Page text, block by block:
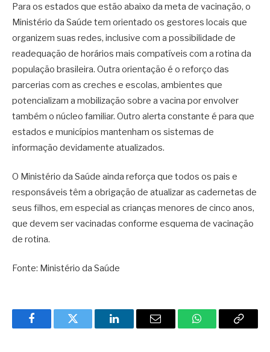
Para os estados que estão abaixo da meta de vacinação, o
Ministério da Saúde tem orientado os gestores locais que
organizem suas redes, inclusive com a possibilidade de
readequação de horários mais compatíveis com a rotina da
população brasileira. Outra orientação é o reforço das
parcerias com as creches e escolas, ambientes que
potencializam a mobilização sobre a vacina por envolver
também o núcleo familiar. Outro alerta constante é para que
estados e municípios mantenham os sistemas de
informação devidamente atualizados.
O Ministério da Saúde ainda reforça que todos os pais e
responsáveis têm a obrigação de atualizar as cadernetas de
seus filhos, em especial as crianças menores de cinco anos,
que devem ser vacinadas conforme esquema de vacinação
de rotina.
Fonte: Ministério da Saúde
FacebookTwitter LinkedInEmail WhatsAppCopy